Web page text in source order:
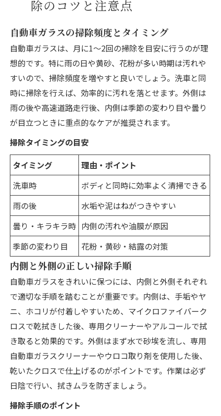
除のコツと注意点
自動車ガラスの掃除頻度とタイミング
自動車ガラスは、月に1～2回の掃除を目安に行うのが理
想的です。特に雨の日や黄砂、花粉が多い時期は汚れや
すいので、掃除頻度を増やすと良いでしょう。洗車と同
時に掃除を行えば、効率的に汚れを落とせます。外側は
雨の後や高速道路走行後、内側は季節の変わり目や曇り
が目立つときに重点的なケアが推奨されます。
掃除タイミングの目安
タイミング
理由・ポイント
洗車時
ボディと同時に効率よく清掃できる
雨の後
水垢や泥はねがつきやすい
曇り・キラキラ時 内側の汚れや油膜が原因
季節の変わり目
花粉・黄砂・結露の対策
内側と外側の正しい掃除手順
自動車ガラスをきれいに保つには、内側と外側それぞれ
で適切な手順を踏むことが重要です。内側は、手垢やヤ
ニ、ホコリが付着しやすいため、マイクロファイバーク
ロスで乾拭きした後、専用クリーナーやアルコールで拭
き取ると効果的です。外側はまず水で砂埃を流し、専用
自動車ガラスクリーナーやウロコ取り剤を使用した後、
乾いたクロスで仕上げるのがポイントです。作業は必ず
日陰で行い、拭きムラを防ぎましょう。
掃除手順のポイント